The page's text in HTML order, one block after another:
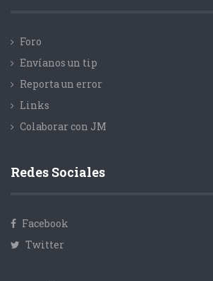
Foro
Envíanos un tip
Reporta un error
Links
Colaborar con JM
Redes Sociales
Facebook
Twitter